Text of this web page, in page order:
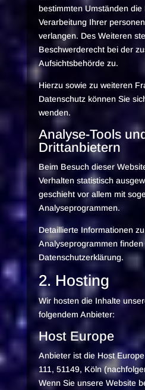
bestimmten Umständen
Verarbeitung Ihrer
verlangen. Des Weiteren
Beschwerderecht bei der
Aufsichtsbehörde zu.
Hierzu sowie zu weiteren
Datenschutz können Sie
wenden.
Analyse-Tools
Dritt­anbietern
Beim Besuch dieser
Verhalten statistisch
geschieht vor allem mit
Analyseprogrammen.
Detaillierte Informationen
Analyseprogrammen
Datenschutzerklärung.
2. Hosting
Wir hosten die Inhalte
folgendem Anbieter:
Host Europe
Anbieter ist die Host
111, 51149, Köln
Wenn Sie unsere Website